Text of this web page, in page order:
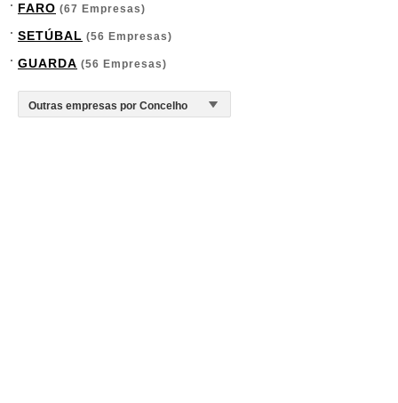
FARO (67 Empresas)
SETÚBAL (56 Empresas)
GUARDA (56 Empresas)